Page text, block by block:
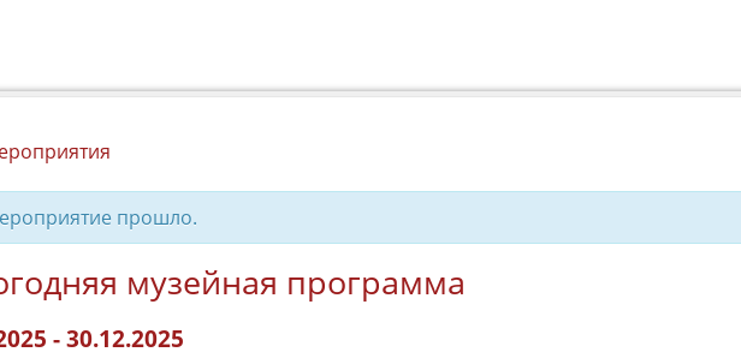
прошло.
музейная программа
-30.12.2025